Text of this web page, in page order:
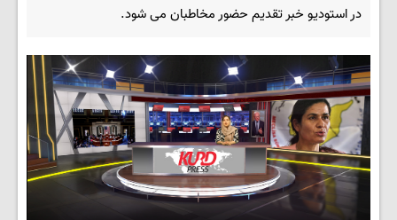
در استودیو خبر تقدیم حضور مخاطبان می شود.